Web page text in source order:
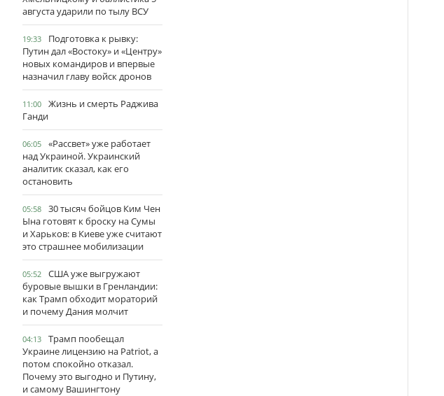
августа ударили по тылу ВСУ
19:33
Подготовка к рывку:
Путин дал «Востоку» и «Центру»
новых командиров и впервые
назначил главу войск дронов
11:00
Жизнь и смерть Раджива
Ганди
06:05
«Рассвет» уже работает
над Украиной. Украинский
аналитик сказал, как его
остановить
05:58
30 тысяч бойцов Ким Чен
Ына готовят к броску на Сумы
и Харьков: в Киеве уже считают
это страшнее мобилизации
05:52
США уже выгружают
буровые вышки в Гренландии:
как Трамп обходит мораторий
и почему Дания молчит
04:13
Трамп пообещал
Украине лицензию на Patriot, а
потом спокойно отказал.
Почему это выгодно и Путину,
и самому Вашингтону